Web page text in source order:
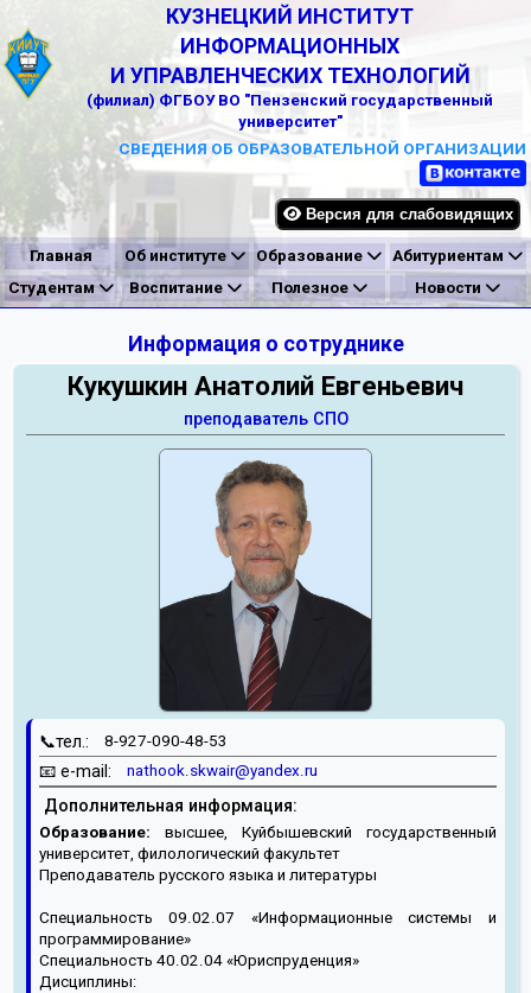
КУЗНЕЦКИЙ ИНСТИТУТ
ИНФОРМАЦИОННЫХ
И УПРАВЛЕНЧЕСКИХ ТЕХНОЛОГИЙ
(филиал) ФГБОУ ВО "Пензенский государственный
университет"
СВЕДЕНИЯ ОБ ОБРАЗОВАТЕЛЬНОЙ ОРГАНИЗАЦИИ
Версия для слабовидящих
Главная Об институте Образование
Абитуриентам
Студентам
Воспитание Полезное Новости
Информация о сотруднике
Кукушкин Анатолий Евгеньевич
преподаватель СПО
📞тел.: 8-927-090-48-53
📧 e-mail: nathook.skwair@yandex.ru
Дополнительная информация:
Образование: высшее, Куйбышевский государственный
университет, филологический факультет
Преподаватель русского языка и литературы
Специальность 09.02.07 «Информационные системы и
программирование»
Специальность 40.02.04 «Юриспруденция»
Дисциплины: